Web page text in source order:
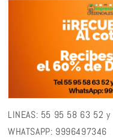
LINEAS: 55 95 58 63 52
WHATSAPP: 9996497346